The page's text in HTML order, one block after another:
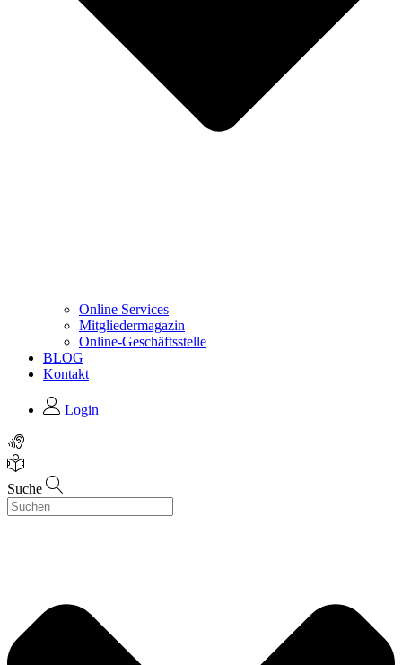
Online Services
Mitgliedermagazin
Online-Geschäftsstelle
BLOG
Kontakt
Login
Suche